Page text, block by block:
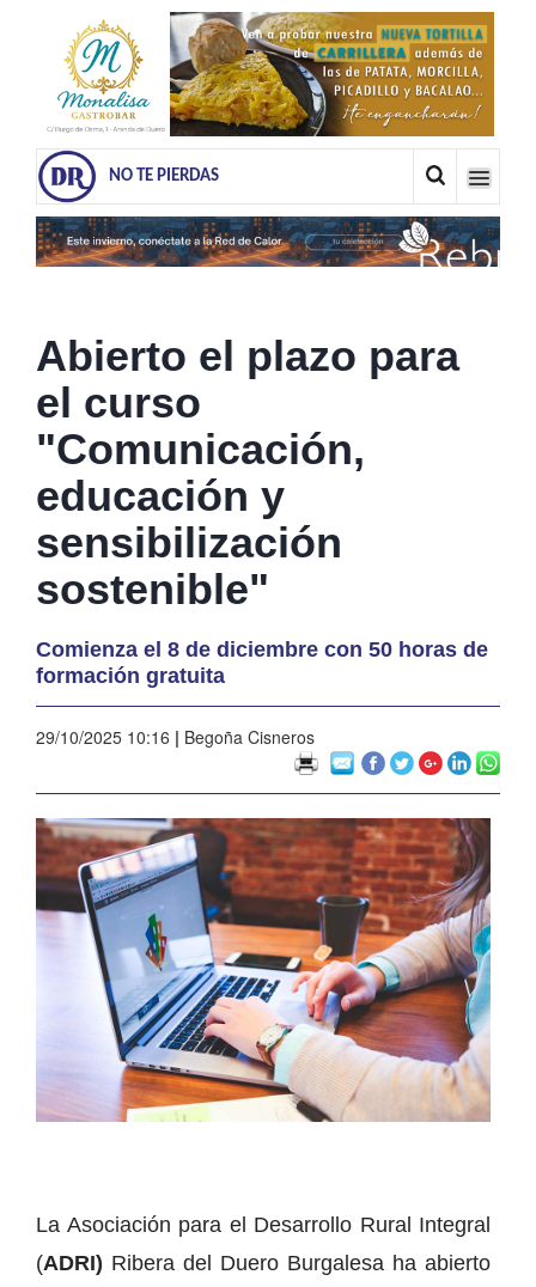
NO TE PIERDAS
Abierto el plazo para
el curso
"Comunicación,
educación y
sensibilización
sostenible"
Comienza el 8 de diciembre con 50 horas de
formación gratuita
29/10/2025 10:16 | Begoña Cisneros
La Asociación para el Desarrollo Rural Integral
(ADRI) Ribera del Duero Burgalesa ha abierto